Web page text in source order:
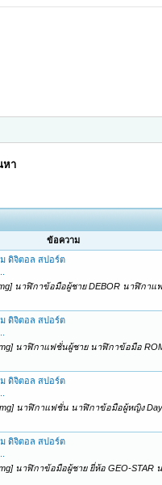
หา
ข้อความ
ดิจิตอล สปอร์ต
นาฬิกาข้อมือผู้ชาย DEBOR นาฬิกา
ดิจิตอล สปอร์ต
img] นาฬิกาแฟชั่นผู้ชาย นาฬิกาข้อมือ
ดิจิตอล สปอร์ต
img] นาฬิกาแฟชั่น นาฬิกาข้อมือผู้หญิง
ดิจิตอล สปอร์ต
นาฬิกาข้อมือผู้ชาย ยี่ห้อ GEO-STAR